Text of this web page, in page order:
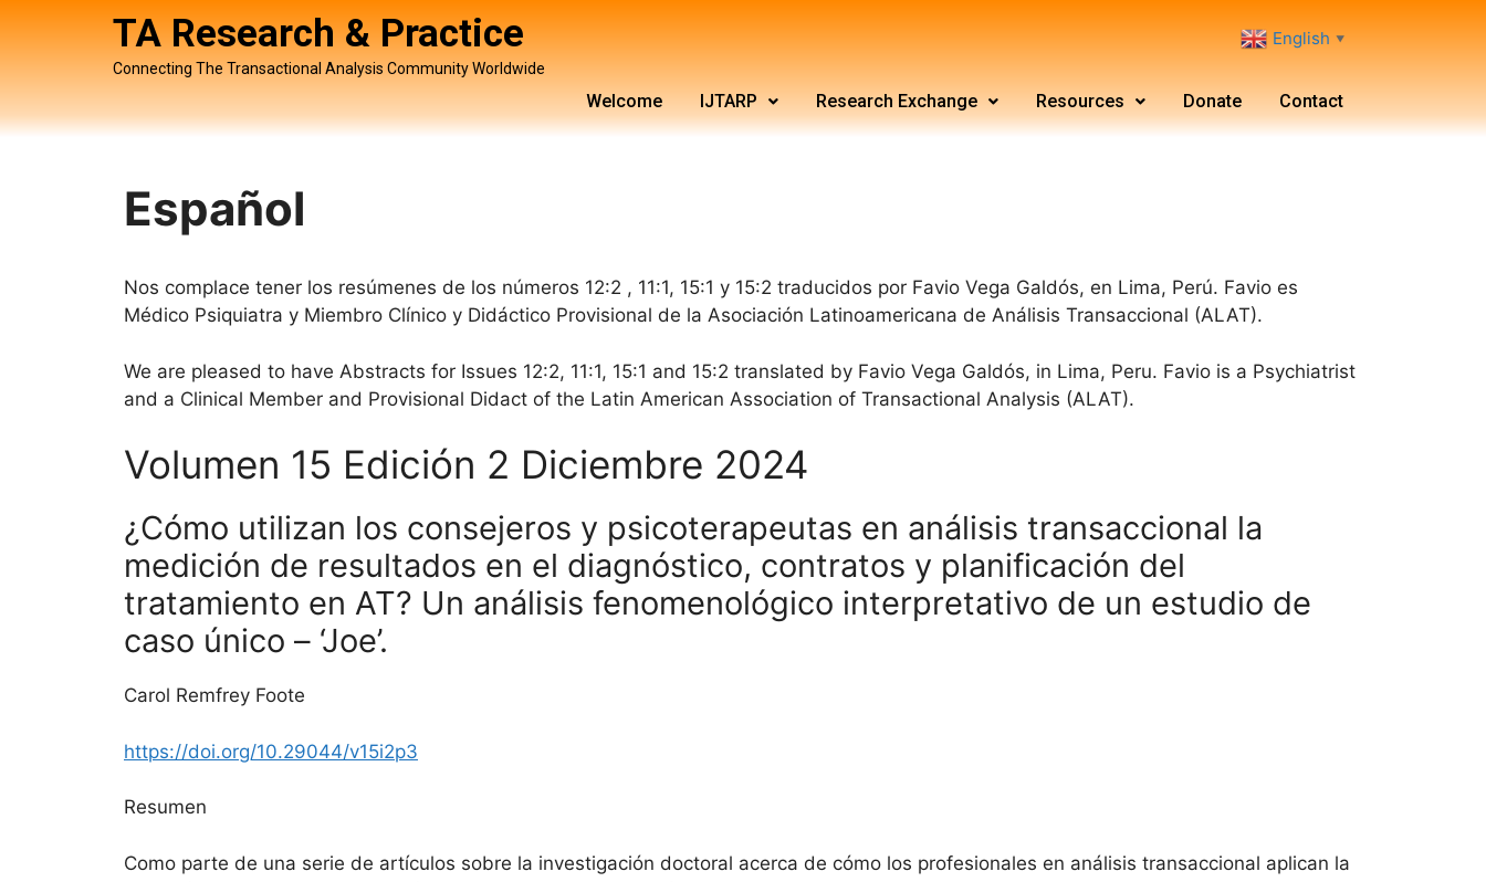
TA Research & Practice
Connecting The Transactional Analysis Community Worldwide
English ▼
Welcome IJTARP Research Exchange Resources Donate Contact
Español
Nos complace tener los resúmenes de los números 12:2 , 11:1, 15:1 y 15:2 traducidos por Favio Vega Galdós, en Lima, Perú. Favio es
Médico Psiquiatra y Miembro Clínico y Didáctico Provisional de la Asociación Latinoamericana de Análisis Transaccional (ALAT).
We are pleased to have Abstracts for Issues 12:2, 11:1, 15:1 and 15:2 translated by Favio Vega Galdós, in Lima, Peru. Favio is a Psychiatrist
and a Clinical Member and Provisional Didact of the Latin American Association of Transactional Analysis (ALAT).
Volumen 15 Edición 2 Diciembre 2024
¿Cómo utilizan los consejeros y psicoterapeutas en análisis transaccional la
medición de resultados en el diagnóstico, contratos y planificación del
tratamiento en AT? Un análisis fenomenológico interpretativo de un estudio de
caso único – ‘Joe’.
Carol Remfrey Foote
https://doi.org/10.29044/v15i2p3
Resumen
Como parte de una serie de artículos sobre la investigación doctoral acerca de cómo los profesionales en análisis transaccional aplican la